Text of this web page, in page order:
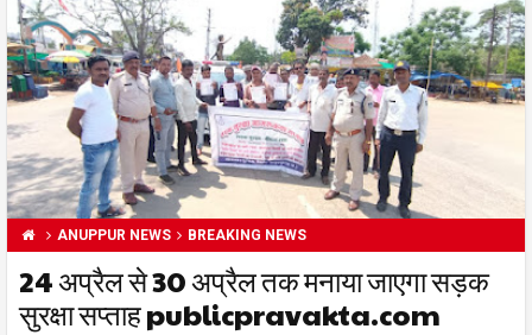
ANUPPUR NEWS BREAKING NEWS
24 अप्रैल से 30 अप्रैल तक मनाया जाएगा सड़क
सुरक्षा सप्ताह publicpravakta.com